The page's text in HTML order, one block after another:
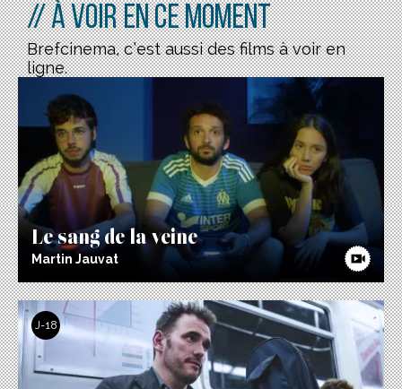
// À voir en ce moment
Brefcinema, c’est aussi des films à voir en
ligne.
Le sang de la veine
Martin Jauvat
J-18